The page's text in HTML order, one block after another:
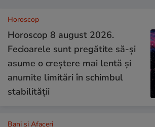
Horoscop
Horoscop 8 august 2026.
Fecioarele sunt pregătite să-și
asume o creștere mai lentă și
anumite limitări în schimbul
stabilității
Bani și Afaceri